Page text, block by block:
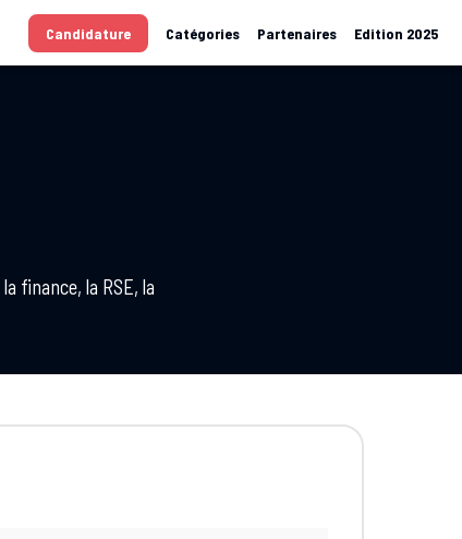
Candidature Catégories Partenaires Edition 2025
finance, la RSE, la